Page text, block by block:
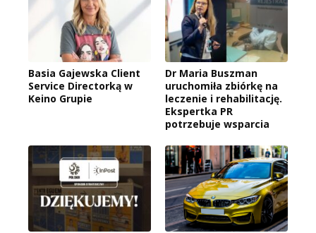
Basia Gajewska Client
Service Directorką w
Keino Grupie
Dr Maria Buszman
uruchomiła zbiórkę na
leczenie i rehabilitację.
Ekspertka PR
potrzebuje wsparcia